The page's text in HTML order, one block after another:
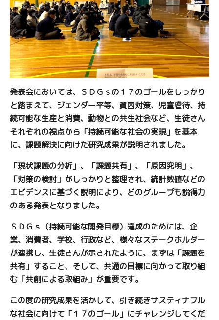
発表会においては、ＳＤＧｓの１７のゴールをしっかり
と踏まえて、ジェンダー平等、貧困対策、児童虐待、持
続可能な生産と消費、動物との共生社会など、生徒さん
それぞれの視点から「持続可能な社会の実現」を基本
に、課題解決に向けた研究成果が説明されました。
「現状課題の分析」、「課題共有」、「原因究明」、
「対策の検討」がしっかりと整理され、統計数値などの
エビデンスに基づく説明により、どのグループも説得力
のある発表となりました。
ＳＤＧｓ（持続可能な開発目標）達成のためには、企
業、消費者、学校、行政など、様々なステークホルダー
が連携し、生徒さんが示されたように、まずは「課題を
共有」すること、そして、共通の目標に向かって取り組
む「共創による取組み」が重要です。
この度の研究成果を活かして、引き続きサスティナブル
な社会に向けて「１７のゴール」にチャレンジしてくだ